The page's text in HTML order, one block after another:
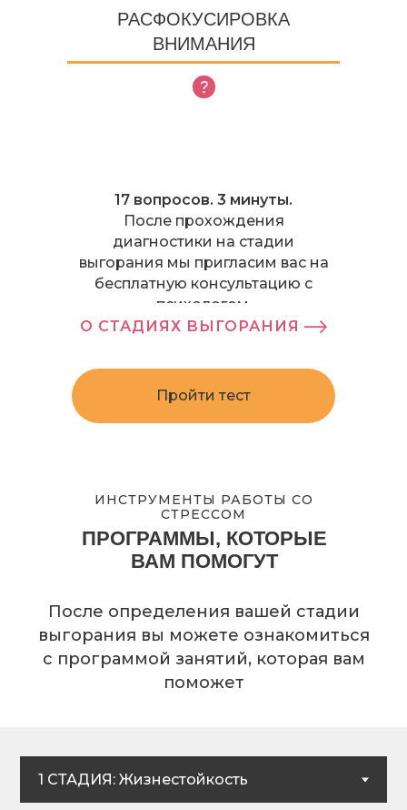
РАСФОКУСИРОВКА
ВНИМАНИЯ
17 вопросов. 3 минуты.
После прохождения
диагностики на стадии
выгорания мы пригласим вас на
бесплатную консультацию с
психологом.
Пройти тест
О СТАДИЯХ ВЫГОРАНИЯ
ПРОГРАММЫ, КОТОРЫЕ
ВАМ ПОМОГУТ
ИНСТРУМЕНТЫ РАБОТЫ СО
СТРЕССОМ
После определения вашей стадии
выгорания вы можете ознакомиться
с программой занятий, которая вам
поможет